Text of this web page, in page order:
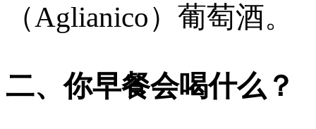
（Aglianico）葡萄酒。
二、你早餐会喝什么？